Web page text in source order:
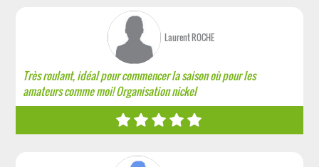
Laurent ROCHE
Très roulant, idéal pour commencer la saison où pour les
amateurs comme moi! Organisation nickel